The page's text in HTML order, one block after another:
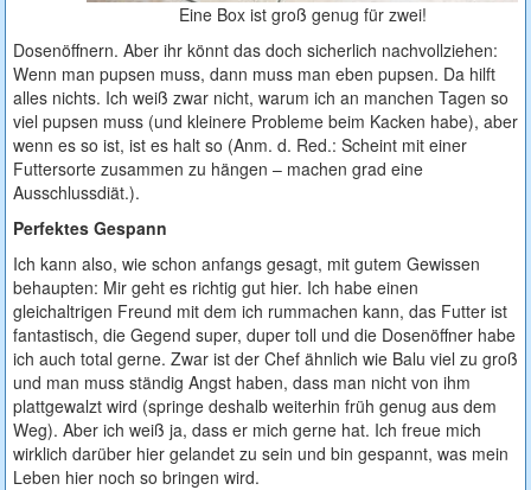
Eine Box ist groß genug für zwei!
Dosenöffnern. Aber ihr könnt das doch sicherlich nachvollziehen:
Wenn man pupsen muss, dann muss man eben pupsen. Da hilft
alles nichts. Ich weiß zwar nicht, warum ich an manchen Tagen so
viel pupsen muss (und kleinere Probleme beim Kacken habe), aber
wenn es so ist, ist es halt so (Anm. d. Red.: Scheint mit einer
Futtersorte zusammen zu hängen – machen grad eine
Ausschlussdiät.).
Perfektes Gespann
Ich kann also, wie schon anfangs gesagt, mit gutem Gewissen
behaupten: Mir geht es richtig gut hier. Ich habe einen
gleichaltrigen Freund mit dem ich rummachen kann, das Futter ist
fantastisch, die Gegend super, duper toll und die Dosenöffner habe
ich auch total gerne. Zwar ist der Chef ähnlich wie Balu viel zu groß
und man muss ständig Angst haben, dass man nicht von ihm
plattgewalzt wird (springe deshalb weiterhin früh genug aus dem
Weg). Aber ich weiß ja, dass er mich gerne hat. Ich freue mich
wirklich darüber hier gelandet zu sein und bin gespannt, was mein
Leben hier noch so bringen wird.